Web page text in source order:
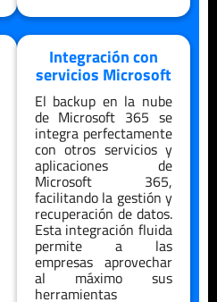
Integración con
servicios Microsoft
El backup en la nube
de Microsoft 365 se
integra perfectamente
con otros servicios y
aplicaciones de
Microsoft 365,
facilitando la gestión y
recuperación de datos.
Esta integración fluida
permite a las
empresas aprovechar
al máximo sus
herramientas